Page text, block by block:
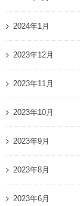
2024年1月
2023年12月
2023年11月
2023年10月
2023年9月
2023年8月
2023年6月